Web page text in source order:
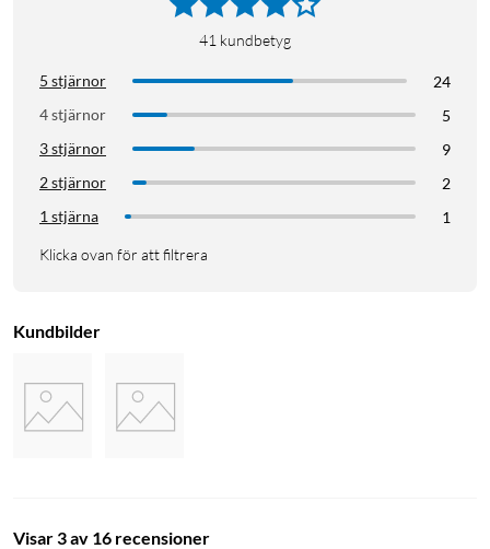
41 kundbetyg
5 stjärnor
24
4 stjärnor
5
3 stjärnor
9
2 stjärnor
2
1 stjärna
1
Klicka ovan för att filtrera
Kundbilder
Visar 3 av 16 recensioner